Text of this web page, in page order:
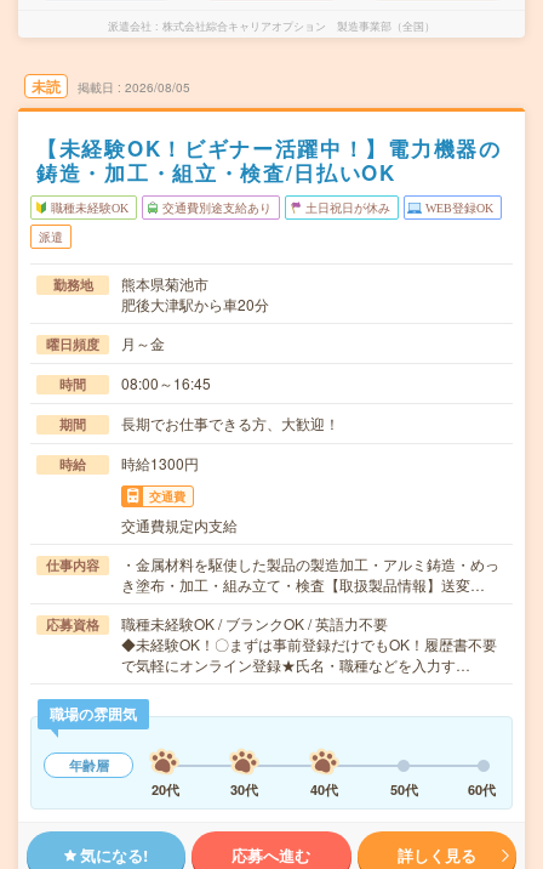
派遣会社 株式会社綜合キャリアオプション 製造事業部（全国）
未読 掲載日 2026/08/05
【未経験OK！ビギナー活躍中！】電力機器の
鋳造・加工・組立・検査/日払いOK
職種未経験OK 交通費別途支給あり 土日祝日が休み WEB登録OK
派遣
勤務地
熊本県菊池市
肥後大津駅から車20分
曜日頻度 月～金
時間 08:00～16:45
期間 長期でお仕事できる方、大歓迎！
時給 時給1300円
交通費
交通費規定内支給
仕事内容
・金属材料を駆使した製品の製造加工・アルミ鋳造・めっ
き塗布・加工・組み立て・検査【取扱製品情報】送変…
応募資格
職種未経験OK / ブランクOK / 英語力不要
◆未経験OK！〇まずは事前登録だけでもOK！履歴書不要
で気軽にオンライン登録★氏名・職種などを入力す…
職場の雰囲気
年齢層
20代
30代 40代 50代 60代
気になる! 応募へ進む 詳しく見る